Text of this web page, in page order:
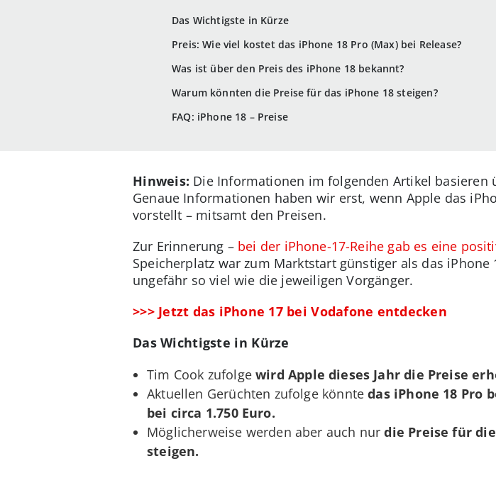
Das Wichtigste in Kürze
Preis: Wie viel kostet das iPhone 18 Pro (Max) bei Release?
Was ist über den Preis des iPhone 18 bekannt?
Warum könnten die Preise für das iPhone 18 steigen?
FAQ: iPhone 18 – Preise
Hinweis: Die Informationen im folgenden Artikel basieren
Genaue Informationen haben wir erst, wenn Apple das
vorstellt – mitsamt den Preisen.
Zur Erinnerung – bei der iPhone-17-Reihe gab es eine
Speicherplatz war zum Marktstart günstiger als das
ungefähr so viel wie die jeweiligen Vorgänger.
>>> Jetzt das iPhone 17 bei Vodafone entdecken
Das Wichtigste in Kürze
Tim Cook zufolgewird Apple dieses Jahr die Preise
Aktuellen Gerüchten zufolge könntedas iPhone 18 Pro
bei circa 1.750 Euro.
Möglicherweise werden aber auch nurdie Preise für
steigen.